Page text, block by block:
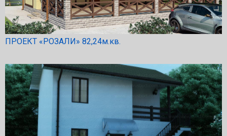
ПРОЕКТ «РОЗАЛИ» 82,24м.кв.